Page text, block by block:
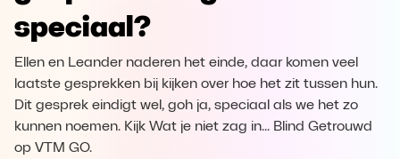
speciaal?
Ellen en Leander naderen het einde, daar komen veel
laatste gesprekken bij kijken over hoe het zit tussen hun.
Dit gesprek eindigt wel, goh ja, speciaal als we het zo
kunnen noemen. Kijk Wat je niet zag in... Blind Getrouwd
op VTM GO.